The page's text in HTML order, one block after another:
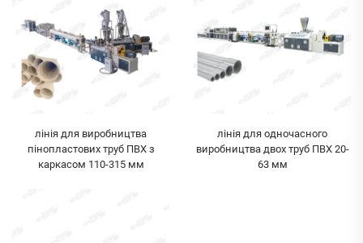
лінія для виробництва
пінопластових труб ПВХ з
каркасом 110-315 мм
лінія для одночасного
виробництва двох труб ПВХ 20-
63 мм